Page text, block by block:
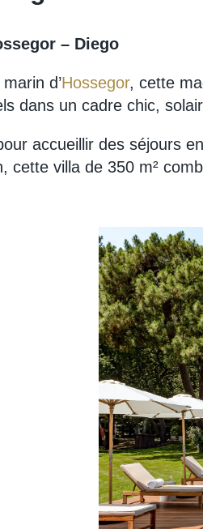
– Diego
d’Hossegor, cette
dans un cadre chic,
accueillir des séjours
cette villa de 350 m²